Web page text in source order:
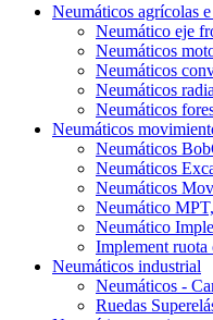
Neumáticos agrícolas
Neumático eje
Neumáticos
Neumáticos
Neumáticos
Neumáticos
Neumáticos
Neumáticos
Neumáticos
Neumáticos
Neumático
Neumático
Implement ruota
Neumáticos industrial
Neumáticos -
Ruedas